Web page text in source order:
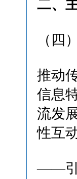
二、
（四
推动
信息
流发
性互
——引